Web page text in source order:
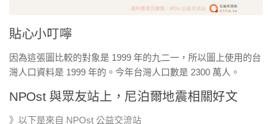
貼心小叮嚀
因為這張圖比較的對象是 1999 年的九二一，所以圖上使用的台
灣人口資料是 1999 年的。今年台灣人口數是 2300 萬人。
NPOst 與眾友站上，尼泊爾地震相關好文
》以下是來自 NPOst 公益交流站